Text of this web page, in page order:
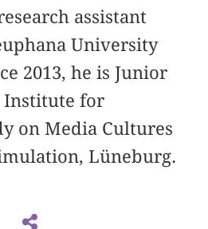
assistant
University
2013, he is Junior
Institute for
on Media Cultures
Lüneburg.